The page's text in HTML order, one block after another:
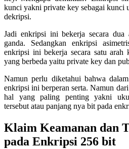
kunci yakni private key sebagai kunci
dekripsi.
Jadi enkripsi ini bekerja secara
ganda. Sedangkan enkripsi
enkripsi ini bekerja secara satu arah
yang berbeda yaitu private key dan
Namun perlu diketahui bahwa
enkripsi ini berperan serta. Namun
hal yang paling penting yakni
tersebut atau panjang nya bit pada
Klaim Keamanan dan
pada Enkripsi 256 bit